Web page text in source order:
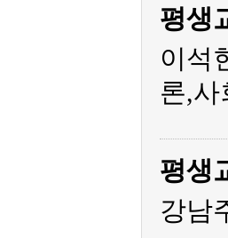
평생
이석
론,사
평생
강남